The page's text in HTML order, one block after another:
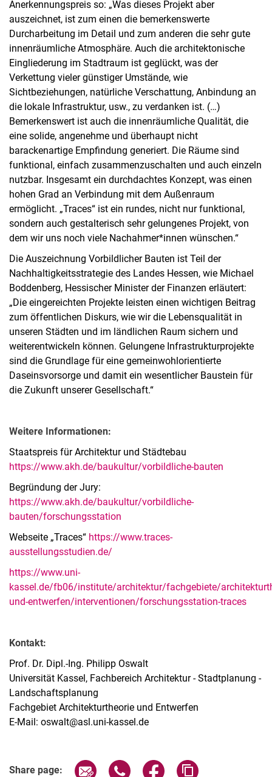
Anerkennungspreis so: „Was dieses Projekt aber
auszeichnet, ist zum einen die bemerkenswerte
Durcharbeitung im Detail und zum anderen die sehr gute
innenräumliche Atmosphäre. Auch die architektonische
Eingliederung im Stadtraum ist geglückt, was der
Verkettung vieler günstiger Umstände, wie
Sichtbeziehungen, natürliche Verschattung, Anbindung an
die lokale Infrastruktur, usw., zu verdanken ist. (…)
Bemerkenswert ist auch die innenräumliche Qualität, die
eine solide, angenehme und überhaupt nicht
barackenartige Empfindung generiert. Die Räume sind
funktional, einfach zusammenzuschalten und auch einzeln
nutzbar. Insgesamt ein durchdachtes Konzept, was einen
hohen Grad an Verbindung mit dem Außenraum
ermöglicht. „Traces“ ist ein rundes, nicht nur funktional,
sondern auch gestalterisch sehr gelungenes Projekt, von
dem wir uns noch viele Nachahmer*innen wünschen.“
Die Auszeichnung Vorbildlicher Bauten ist Teil der
Nachhaltigkeitsstrategie des Landes Hessen, wie Michael
Boddenberg, Hessischer Minister der Finanzen erläutert:
„Die eingereichten Projekte leisten einen wichtigen Beitrag
zum öffentlichen Diskurs, wie wir die Lebensqualität in
unseren Städten und im ländlichen Raum sichern und
weiterentwickeln können. Gelungene Infrastrukturprojekte
sind die Grundlage für eine gemeinwohlorientierte
Daseinsvorsorge und damit ein wesentlicher Baustein für
die Zukunft unserer Gesellschaft.“
Weitere Informationen:
Staatspreis für Architektur und Städtebau
https://www.akh.de/baukultur/vorbildliche-bauten
Begründung der Jury:
https://www.akh.de/baukultur/vorbildliche-
bauten/forschungsstation
Webseite „Traces“ https://www.traces-
ausstellungsstudien.de/
https://www.uni-
kassel.de/fb06/institute/architektur/fachgebiete/
und-entwerfen/interventionen/forschungsstation-traces
Kontakt:
Prof. Dr. Dipl.-Ing. Philipp Oswalt
Universität Kassel, Fachbereich Architektur - Stadtplanung -
Landschaftsplanung
Fachgebiet Architekturtheorie und Entwerfen
E-Mail: oswalt@asl.uni-kassel.de
Share page: Share page via email
Share page via WhatsApp
Share page via